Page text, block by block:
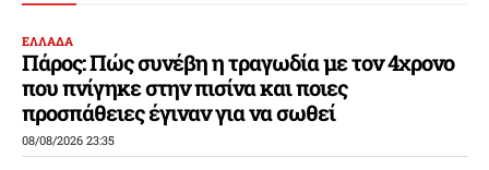
ΕΛΛΑΔΑ
Πάρος: Πώς συνέβη η τραγωδία με τον 4χρονο
που πνίγηκε στην πισίνα και ποιες
προσπάθειες έγιναν για να σωθεί
08/08/2026 23:35